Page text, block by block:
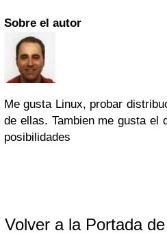
Sobre el autor
Me gusta Linux, probar
de ellas. Tambien me gusta el
posibilidades
Volver a la Portada de